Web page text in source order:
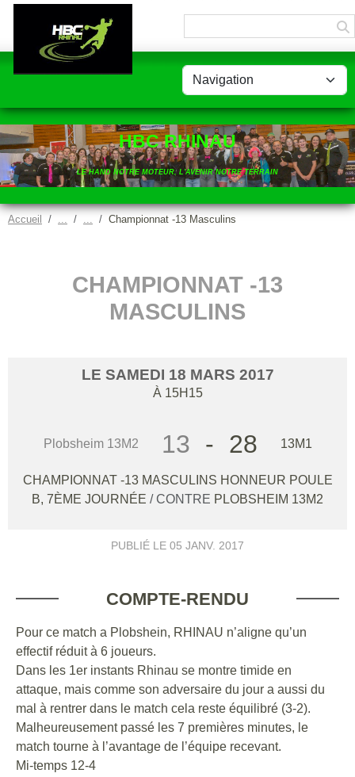
HBC RHINAU
LE HAND NOTRE MOTEUR, L'AVENIR NOTRE TERRAIN
Accueil Championnat -13 Masculins
CHAMPIONNAT -13
MASCULINS
LE SAMEDI 18 MARS 2017
À 15H15
Plobsheim 13M2 13 - 28 13M1
CHAMPIONNAT -13 MASCULINS HONNEUR POULE
B, 7ÈME JOURNÉE / CONTRE PLOBSHEIM 13M2
PUBLIÉ LE 05 JANV. 2017
COMPTE-RENDU
Pour ce match a Plobshein, RHINAU n’aligne qu’un
effectif réduit à 6 joueurs.
Dans les 1er instants Rhinau se montre timide en
attaque, mais comme son adversaire du jour a aussi du
mal à rentrer dans le match cela reste équilibré (3-2).
Malheureusement passé les 7 premières minutes, le
match tourne à l’avantage de l’équipe recevant.
Mi-temps 12-4